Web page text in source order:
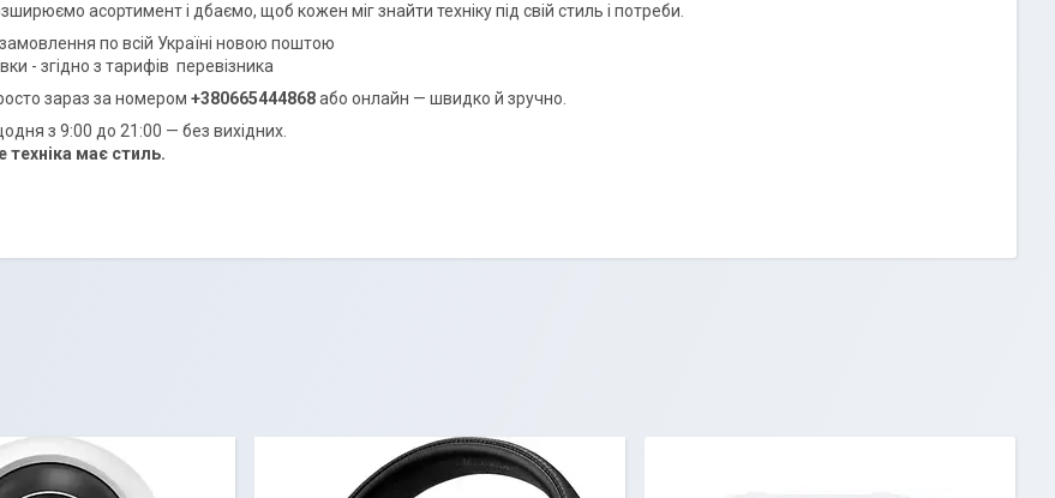
асортимент і дбаємо, щоб кожен міг знайти техніку під свій стиль і потреби.
по всій Україні новою поштою
- згідно з тарифів перевізника
зараз за номером +380665444868або онлайн — швидко й зручно.
з 9:00 до 21:00 — без вихідних.
має стиль.